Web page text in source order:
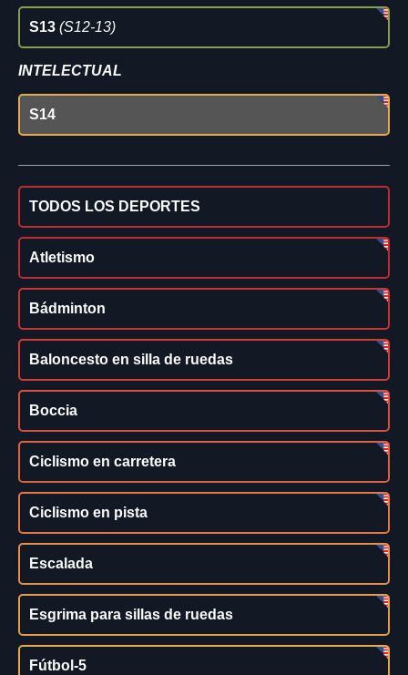
S13 (S12-13)
INTELECTUAL
S14
TODOS LOS DEPORTES
Atletismo
Bádminton
Baloncesto en silla de ruedas
Boccia
Ciclismo en carretera
Ciclismo en pista
Escalada
Esgrima para sillas de ruedas
Fútbol-5